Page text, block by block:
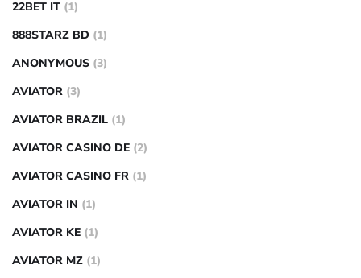
22BET IT (1)
888STARZ BD (1)
ANONYMOUS (3)
AVIATOR (3)
AVIATOR BRAZIL (1)
AVIATOR CASINO DE (2)
AVIATOR CASINO FR (1)
AVIATOR IN (1)
AVIATOR KE (1)
AVIATOR MZ (1)